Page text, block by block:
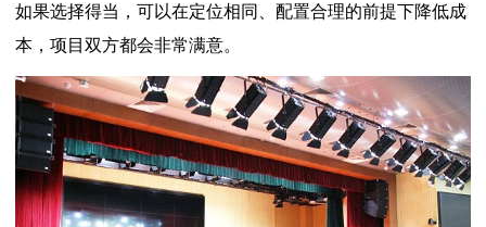
如果选择得当，可以在定位相同、配置合理的前提下降低成
本，项目双方都会非常满意。